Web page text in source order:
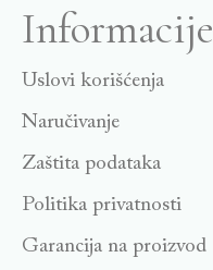
Informacije
Uslovi korišćenja
Naručivanje
Zaštita podataka
Politika privatnosti
Garancija na proizvod